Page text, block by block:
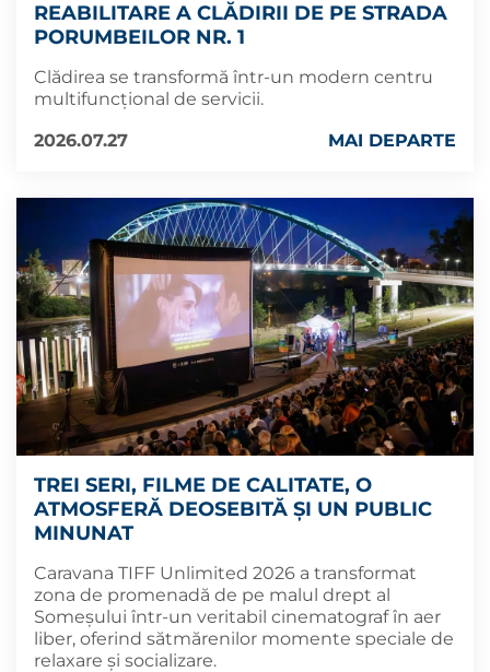
REABILITARE A CLĂDIRII DE PE STRADA
PORUMBEILOR NR. 1
Clădirea se transformă într-un modern centru
multifuncțional de servicii.
2026.07.27
MAI DEPARTE
TREI SERI, FILME DE CALITATE, O
ATMOSFERĂ DEOSEBITĂ ȘI UN PUBLIC
MINUNAT
Caravana TIFF Unlimited 2026 a transformat
zona de promenadă de pe malul drept al
Someșului într-un veritabil cinematograf în aer
liber, oferind sătmărenilor momente speciale de
relaxare și socializare.